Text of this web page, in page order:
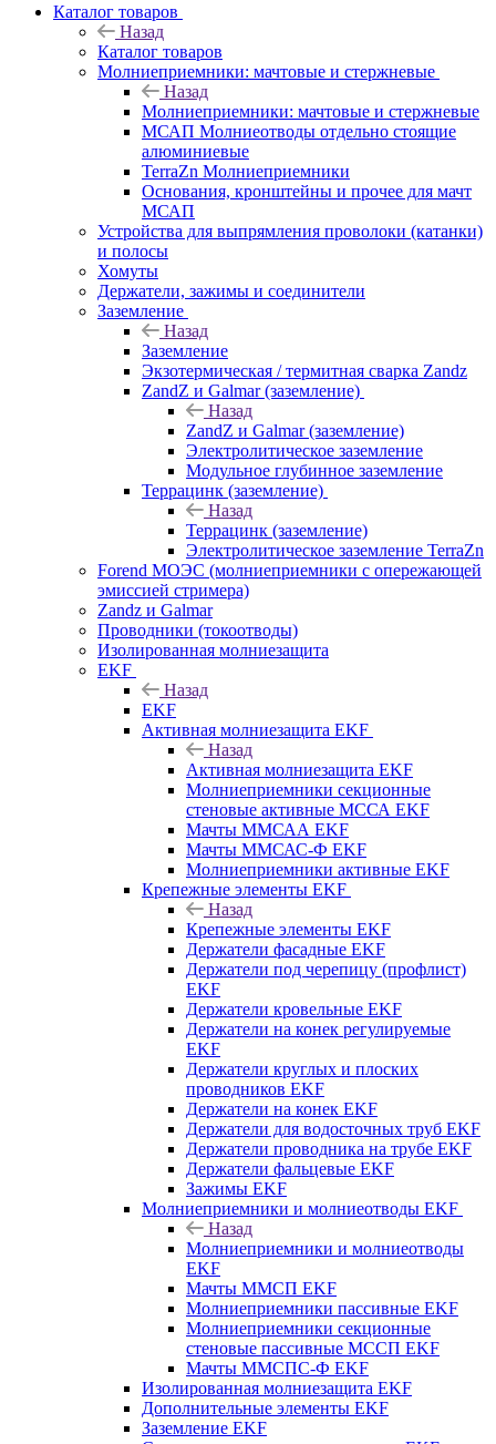
Каталог товаров
Назад
Каталог товаров
Молниеприемники: мачтовые и стержневые
Назад
Молниеприемники: мачтовые и стержневые
МСАП Молниеотводы отдельно стоящие
алюминиевые
TerraZn Молниеприемники
Основания, кронштейны и прочее для мачт
МСАП
Устройства для выпрямления проволоки (катанки)
и полосы
Хомуты
Держатели, зажимы и соединители
Заземление
Назад
Заземление
Экзотермическая / термитная сварка Zandz
ZandZ и Galmar (заземление)
Назад
ZandZ и Galmar (заземление)
Электролитическое заземление
Модульное глубинное заземление
Террацинк (заземление)
Назад
Террацинк (заземление)
Электролитическое заземление TerraZn
Forend МОЭС (молниеприемники с опережающей
эмиссией стримера)
Zandz и Galmar
Проводники (токоотводы)
Изолированная молниезащита
EKF
Назад
EKF
Активная молниезащита EKF
Назад
Активная молниезащита EKF
Молниеприемники секционные
стеновые активные МССА EKF
Мачты ММСАА EKF
Мачты ММСАС-Ф EKF
Молниеприемники активные EKF
Крепежные элементы EKF
Назад
Крепежные элементы EKF
Держатели фасадные EKF
Держатели под черепицу (профлист)
EKF
Держатели кровельные EKF
Держатели на конек регулируемые
EKF
Держатели круглых и плоских
проводников EKF
Держатели на конек EKF
Держатели для водосточных труб EKF
Держатели проводника на трубе EKF
Держатели фальцевые EKF
Зажимы EKF
Молниеприемники и молниеотводы EKF
Назад
Молниеприемники и молниеотводы
EKF
Мачты ММСП EKF
Молниеприемники пассивные EKF
Молниеприемники секционные
стеновые пассивные МССП EKF
Мачты ММСПС-Ф EKF
Изолированная молниезащита EKF
Дополнительные элементы EKF
Заземление EKF